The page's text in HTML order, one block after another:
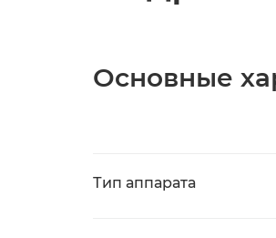
Основные
Тип аппарата